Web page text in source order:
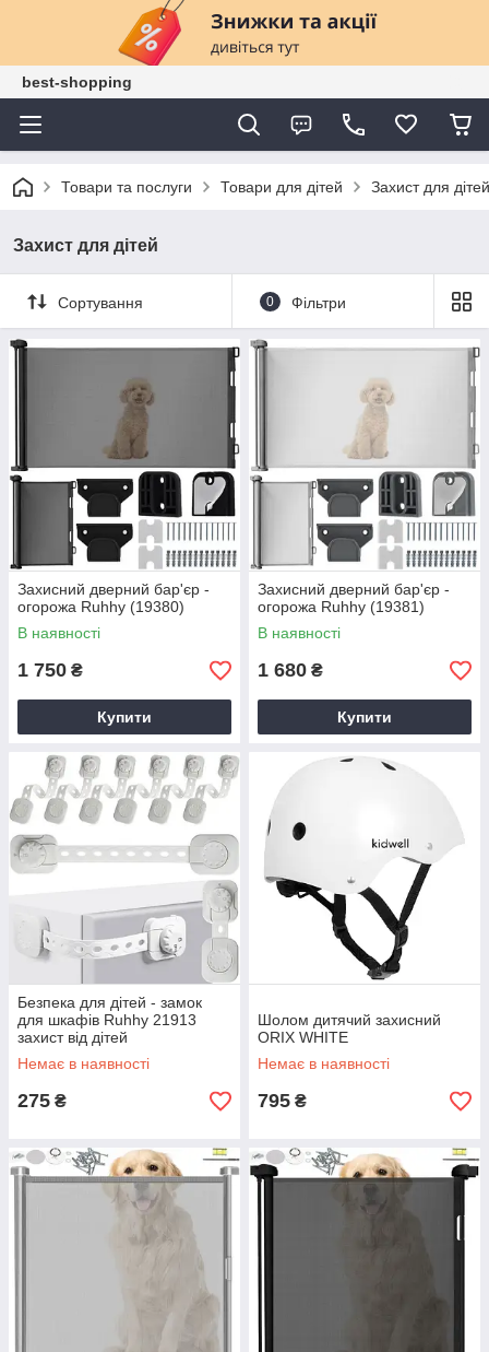
best-shopping
Товари та послуги Товари для дітей Захист для дітей
Захист для дітей
Сортування 0 Фільтри
Захисний дверний бар'єр -
огорожа Ruhhy (19380)
В наявності
1 750 ₴
Купити
Захисний дверний бар'єр -
огорожа Ruhhy (19381)
В наявності
1 680 ₴
Купити
Безпека для дітей - замок
для шкафів Ruhhy 21913
захист від дітей
Немає в наявності
275 ₴
Шолом дитячий захисний
ORIX WHITE
Немає в наявності
795 ₴